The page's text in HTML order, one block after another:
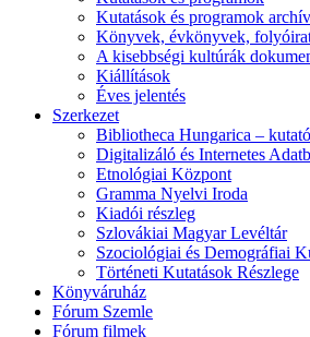
Kutatások és programok archív
Könyvek, évkönyvek,
A kisebbségi kultúrák
Kiállítások
Éves jelentés
Szerkezet
Bibliotheca Hungarica –
Digitalizáló és Internetes
Etnológiai Központ
Gramma Nyelvi Iroda
Kiadói részleg
Szlovákiai Magyar Levéltár
Szociológiai és Demográfiai
Történeti Kutatások Részlege
Könyváruház
Fórum Szemle
Fórum filmek